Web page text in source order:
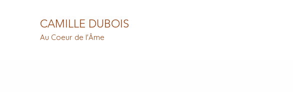
CAMILLE DUBOIS
Au Coeur de l'Âme